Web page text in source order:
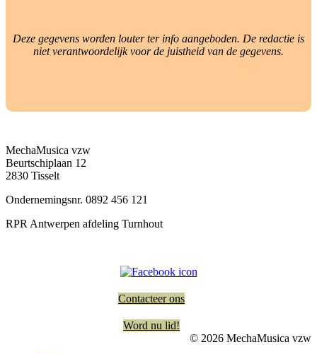
Deze gegevens worden louter ter info aangeboden. De redactie is
niet verantwoordelijk voor de juistheid van de gegevens.
MechaMusica vzw
Beurtschiplaan 12
2830 Tisselt
Ondernemingsnr. 0892 456 121
RPR Antwerpen afdeling Turnhout
Contacteer ons
Word nu lid!
© 2026 MechaMusica vzw